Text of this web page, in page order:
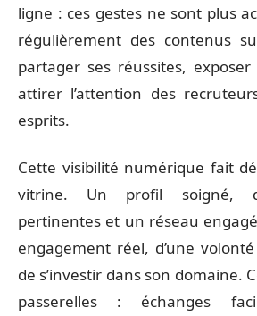
ligne : ces gestes ne sont plus
régulièrement des contenus
partager ses réussites, exposer
attirer l’attention des
esprits.
Cette visibilité numérique fait
vitrine. Un profil soigné,
pertinentes et un réseau
engagement réel, d’une
de s’investir dans son domaine.
passerelles : échanges